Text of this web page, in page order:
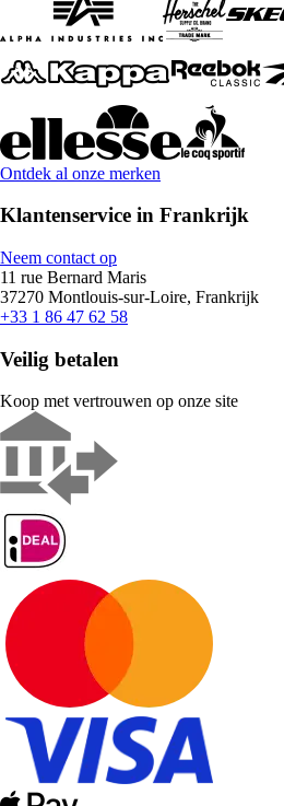
Ontdek al onze merken
Klantenservice in Frankrijk
Neem contact op
11 rue Bernard Maris
37270 Montlouis-sur-Loire, Frankrijk
+33 1 86 47 62 58
Veilig betalen
Koop met vertrouwen op onze site